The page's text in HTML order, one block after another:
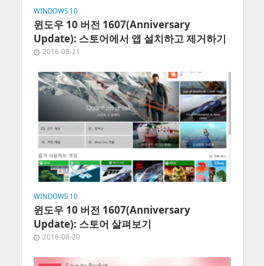
WINDOWS 10
윈도우 10 버전 1607(Anniversary
Update): 스토어에서 앱 설치하고 제거하기
2016-08-21
WINDOWS 10
윈도우 10 버전 1607(Anniversary
Update): 스토어 살펴보기
2016-08-20